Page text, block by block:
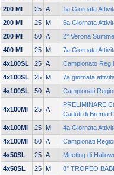
200 MI
25 A
1a Giornata
200 MI
25 M
6a Giornata
200 MI
50 A
2° Verona
400 MI
25 M
7a Giornata
4x100SL
25 A
Campionato
4x100SL
25 M
7a giornata
4x100SL
50 A Campionati
4x100MI 25 A
PRELIMINARE
Caduti di Brema
4x100MI
25 M
4a Giornata
4x100MI
50 A
Campionati
4x50SL
25 A
Meeting di
4x50SL
25 M
8° TROFEO